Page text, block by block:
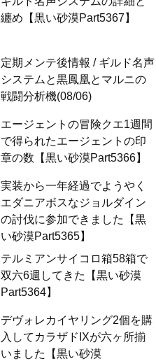
纏め【黒い砂漠Part5367】
定期メンテ後情報 / ギルド名声
システムと黒鳳凰とマルニの
戦闘分析機(08/06)
エージェントの冒険クエ1週間
で得られたエージェントの印
章の数【黒い砂漠Part5366】
実装から一年経過でようやく
エダニアボスなジョルダイン
の討伐に参加できました【黒
い砂漠Part5365】
テルミアンサイコロ箱58箱で
双六6週してきた【黒い砂漠
Part5364】
デヴォレカイヤリング2個を購
入してカラザドIXが六ヶ所揃
いました【黒い砂漠